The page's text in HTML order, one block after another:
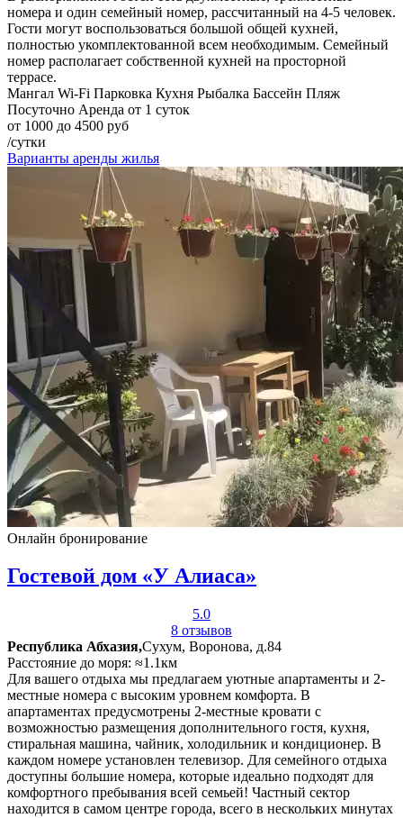
номера и один семейный номер, рассчитанный на 4-5 человек.
Гости могут воспользоваться большой общей кухней,
полностью укомплектованной всем необходимым. Семейный
номер располагает собственной кухней на просторной
террасе.
Мангал Wi-Fi Парковка Кухня Рыбалка Бассейн Пляж
Посуточно Аренда от 1 суток
от 1000 до 4500 руб
/сутки
Варианты аренды жилья
Онлайн бронирование
Гостевой дом «У Алиаса»
5.0
8 отзывов
Республика Абхазия,Сухум, Воронова, д.84
Расстояние до моря: ≈1.1км
Для вашего отдыха мы предлагаем уютные апартаменты и 2-
местные номера с высоким уровнем комфорта. В
апартаментах предусмотрены 2-местные кровати с
возможностью размещения дополнительного гостя, кухня,
стиральная машина, чайник, холодильник и кондиционер. В
каждом номере установлен телевизор. Для семейного отдыха
доступны большие номера, которые идеально подходят для
комфортного пребывания всей семьей! Частный сектор
находится в самом центре города, всего в нескольких минутах